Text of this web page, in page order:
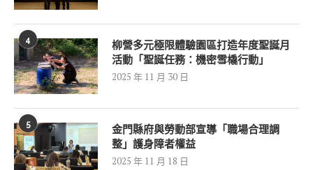
4
柳營多元極限體驗園區打造年度聖誕月
活動「聖誕任務：機密雪橇行動」
2025 年 11 月 30 日
5
金門縣府與勞動部宣導「職場合理調
整」護身障者權益
2025 年 11 月 18 日